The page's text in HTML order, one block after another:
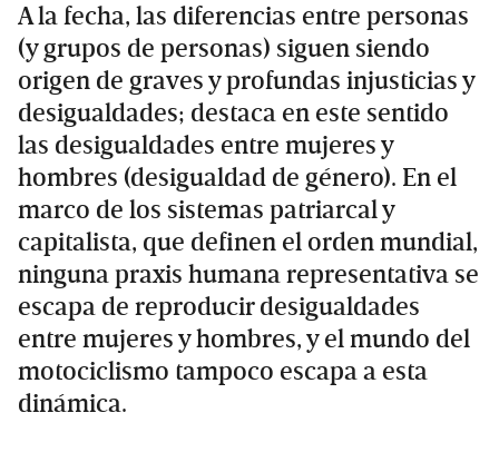
A la fecha, las diferencias entre personas
(y grupos de personas) siguen siendo
origen de graves y profundas injusticias y
desigualdades; destaca en este sentido
las desigualdades entre mujeres y
hombres (desigualdad de género). En el
marco de los sistemas patriarcal y
capitalista, que definen el orden mundial,
ninguna praxis humana representativa se
escapa de reproducir desigualdades
entre mujeres y hombres, y el mundo del
motociclismo tampoco escapa a esta
dinámica.